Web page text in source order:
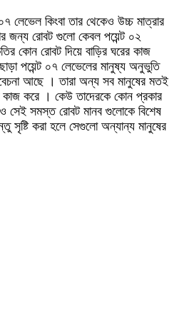
লেভেল কিংবা তার থেকেও উচ্চ মাত্রার
জন্য রোবট গুলো কেবল পয়েন্ট ০২
কোন রোবট দিয়ে বাড়ির ঘরের কাজ
পয়েন্ট ০৭ লেভেলের মানুষ্য অনুভুতি
আছে । তারা অন্য সব মানুষের মতই
কাজ করে । কেউ তাদেরকে কোন প্রকার
সেই সমস্ত রোবট মানব গুলোকে বিশেষ
সৃষ্টি করা হলে সেগুলো অন্যান্য মানুষের